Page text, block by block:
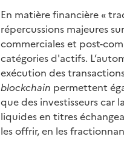
En matière financière «
répercussions majeures
commerciales et post-
catégories d'actifs.
exécution des
blockchain permettent
que des investisseurs car
liquides en titres
les offrir, en les